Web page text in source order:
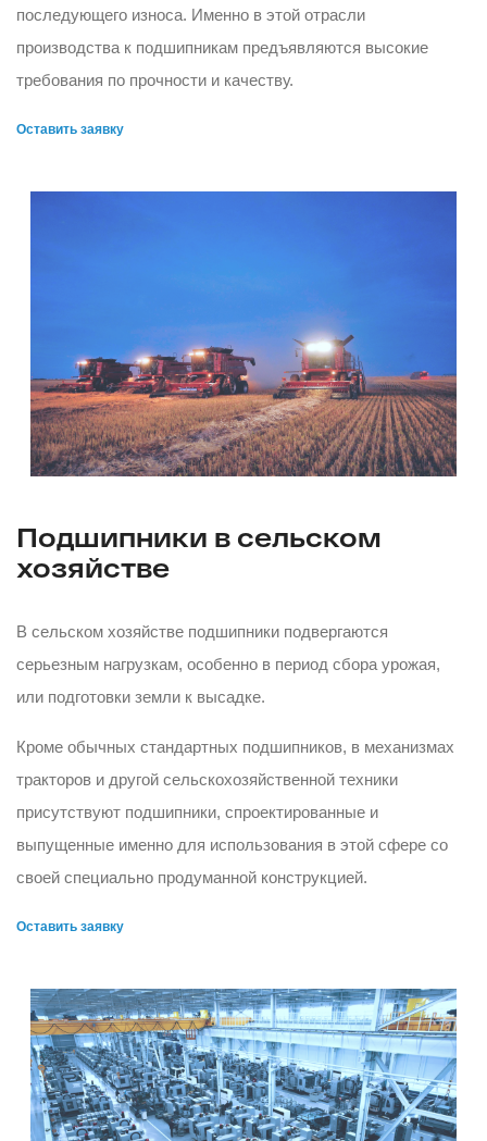
последующего износа. Именно в этой отрасли
производства к подшипникам предъявляются высокие
требования по прочности и качеству.
Оставить заявку
Подшипники в сельском
хозяйстве
В сельском хозяйстве подшипники подвергаются
серьезным нагрузкам, особенно в период сбора урожая,
или подготовки земли к высадке.
Кроме обычных стандартных подшипников, в механизмах
тракторов и другой сельскохозяйственной техники
присутствуют подшипники, спроектированные и
выпущенные именно для использования в этой сфере со
своей специально продуманной конструкцией.
Оставить заявку